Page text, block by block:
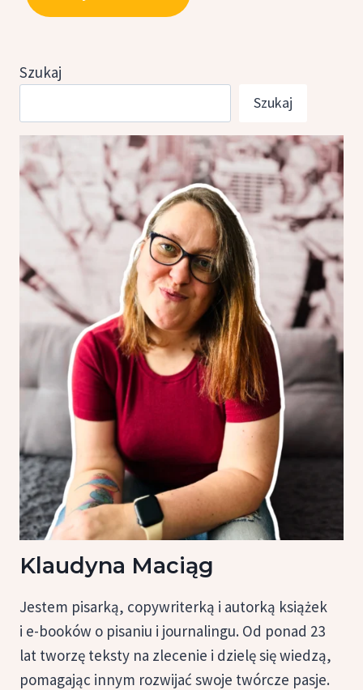
Szukaj
Szukaj
Klaudyna Maciąg
Jestem pisarką, copywriterką i autorką książek
i e-booków o pisaniu i journalingu. Od ponad 23
lat tworzę teksty na zlecenie i dzielę się wiedzą,
pomagając innym rozwijać swoje twórcze pasje.